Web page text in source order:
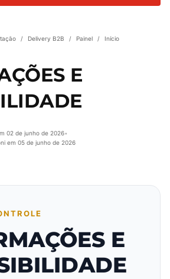
/ Delivery B2B / Painel / Início
E
02 de junho de 2026•
em 05 de junho de 2026
E